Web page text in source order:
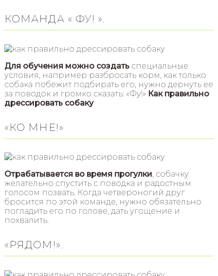
КОМАНДА « ФУ! ».
Для обучения можно создатьспециальные
условия, например разбросать корм, как только
собака побежит подбирать его, нужно дернуть ее
за поводок и громко сказать: «Фу!» Как правильно
дрессировать собаку
«КО МНЕ!»
Отрабатывается во время прогулки, собачку
желательно спустить с поводка и радостным
голосом позвать. Когда четвероногий друг
бросится по этой команде, нужно обязательно
погладить его по голове, дать угощение и
похвалить.
«РЯДОМ!».